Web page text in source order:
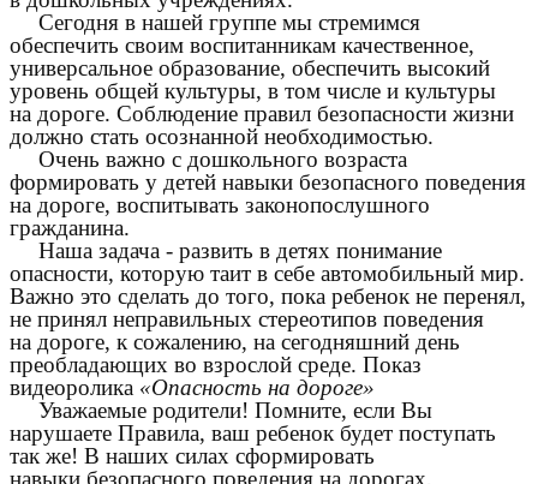
Сегодня в нашей группе мы стремимся
обеспечить своим воспитанникам качественное,
универсальное образование, обеспечить высокий
уровень общей культуры, в том числе и культуры
на дороге. Соблюдение правил безопасности жизни
должно стать осознанной необходимостью.
Очень важно с дошкольного возраста
формировать у детей навыки безопасного поведения
на дороге, воспитывать законопослушного
гражданина.
Наша задача - развить в детях понимание
опасности, которую таит в себе автомобильный мир.
Важно это сделать до того, пока ребенок не перенял,
не принял неправильных стереотипов поведения
на дороге, к сожалению, на сегодняшний день
преобладающих во взрослой среде. Показ
видеоролика «Опасность на дороге»
Уважаемые родители! Помните, если Вы
нарушаете Правила, ваш ребенок будет поступать
так же! В наших силах сформировать
навыки безопасного поведения на дорогах,